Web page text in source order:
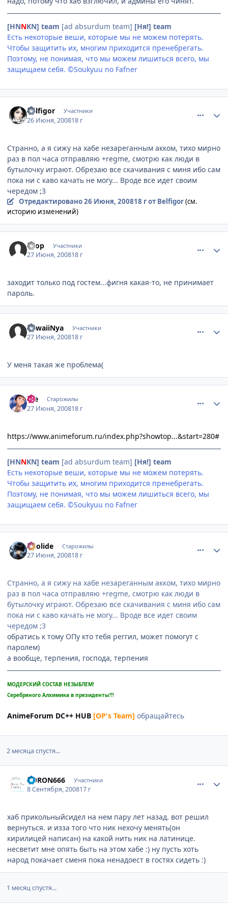
[HNNKN] team [ad absurdum team] [Ня!] team
Есть некоторые веши, которые мы не можем потерять.
Чтобы защитить их, многим приходится пренебрегать.
Поэтому, не понимая, что мы можем лишиться всего, мы
защищаем себя. ©Soukyuu no Fafner
Belfigor Участники
26 Июня, 200818 г
Странно, а я сижу на хабе незареганным акком, тихо мирно
раз в пол часа отправляю +regme, смотрю как люди в
бутылочку играют. Обрезаю все скачивания с миня ибо сам
пока ни с каво качать не могу... Вроде все идет своим
чередом ;3
Отредактировано26 Июня, 200818 гот Belfigor(см.
историю изменений)
Txop Участники
27 Июня, 200818 г
заходит только под гостем...фигня какая-то, не принимает
пароль.
KawaiiNya Участники
27 Июня, 200818 г
У меня такая же проблема(
e_e Старожилы
27 Июня, 200818 г
https://www.animeforum.ru/index.php?showtop...&start=280#
[HNNKN] team [ad absurdum team] [Ня!] team
Есть некоторые веши, которые мы не можем потерять.
Чтобы защитить их, многим приходится пренебрегать.
Поэтому, не понимая, что мы можем лишиться всего, мы
защищаем себя. ©Soukyuu no Fafner
Aeolide Старожилы
27 Июня, 200818 г
Странно, а я сижу на хабе незареганным акком, тихо мирно
раз в пол часа отправляю +regme, смотрю как люди в
бутылочку играют. Обрезаю все скачивания с миня ибо сам
пока ни с каво качать не могу... Вроде все идет своим
чередом ;3
обратись к тому ОПу кто тебя реггил, может помогут с
паролем)
а вообще, терпения, господа, терпения
МОДЕРСКИЙ СОСТАВ НЕЗЫБЛЕМ!
Серебряного Алхимика в президенты!!!
AnimeForum DC++ HUB [OP's Team] обращайтесь
2 месяца спустя...
VORON666 Участники
8 Сентября, 200817 г
хаб прикольныйсидел на нем пару лет назад. вот решил
вернуться. и изза того что ник нехочу менять(он
кирилицей написан) на какой нить ник на латинице.
несветит мне опять быть на этом хабе :) ну пусть хоть
народ покачает сменя пока ненадоест в гостях сидеть :)
1 месяц спустя...